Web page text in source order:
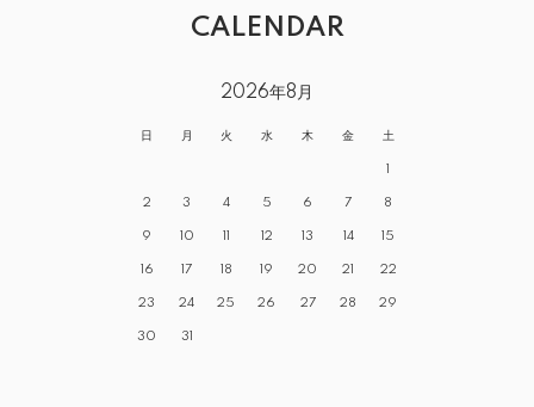
CALENDAR
2026年8月
日 月 火 水 木 金 土
1
2 3 4 5 6 7 8
9 10 11 12 13 14 15
16 17 18 19 20 21 22
23 24 25 26 27 28 29
30 31